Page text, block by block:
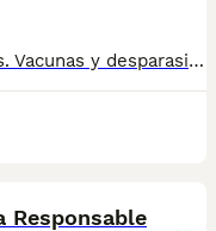
Se entrega macho de bichón maltes. Vacunas y desparasitación al dia. Se puede ver sin compromiso. Para más información por privado. Se puede entregar en varios puntos de España.
Responsable